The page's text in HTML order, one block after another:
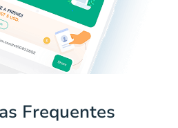
Frequentes